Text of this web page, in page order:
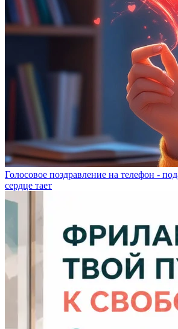
Голосовое поздравление на телефон -
сердце тает